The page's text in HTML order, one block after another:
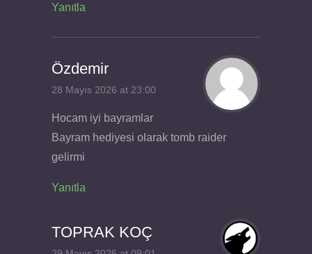
Yanıtla
Özdemir
28 Mayıs 2026 at 23:00
Hocam iyi bayramlar
Bayram hediyesi olarak tomb raider
gelirmi
Yanıtla
TOPRAK KOÇ